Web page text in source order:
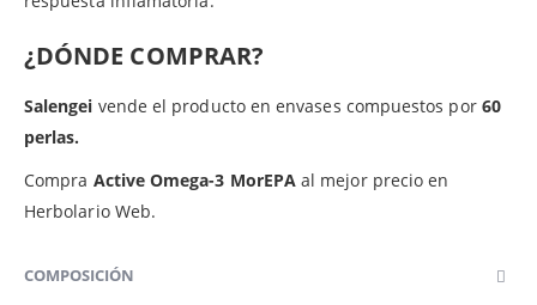
¿DÓNDE COMPRAR?
Salengei vende el producto en envases compuestos por 60
perlas.
Compra Active Omega-3 MorEPAal mejor precio en
Herbolario Web.
COMPOSICIÓN